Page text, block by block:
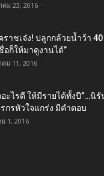
ม 23, 2016
ราชเจ๋ง! ปลูกกล้วยน้ำว้า
อก็ให้มาดูงานได้”‬
ม 11, 2016
อะไรดี ให้มีรายได้ทั้งปี”…นิ
รกรหัวใจแกร่ง มีคำตอบ
1, 2016